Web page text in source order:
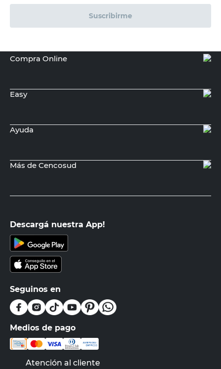
Suscribirme
Compra Online
Easy
Ayuda
Más de Cencosud
Descargá nuestra App!
Seguinos en
Medios de pago
Atención al cliente